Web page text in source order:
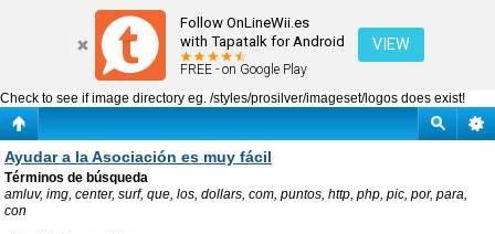
Follow OnLineWii.es
with Tapatalk for Android
FREE - on Google Play
VIEW
Check to see if image directory eg. /styles/prosilver/imageset/logos does exist!
Ayudar a la Asociación es muy fácil
Ayudar a la Asociación es muy fácil
Términos de búsqueda
amluv, img, center, surf, que, los, dollars, com, puntos, http, php, pic, por, para,
con